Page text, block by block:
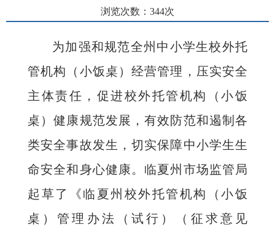
浏览次数： 344次
为加强和规范全州中小学生校外托
管机构（小饭桌）经营管理，压实安全
主体责任，促进校外托管机构（小饭
桌）健康规范发展，有效防范和遏制各
类安全事故发生，切实保障中小学生生
命安全和身心健康。临夏州市场监管局
起草了《临夏州校外托管机构（小饭
桌）管理办法（试行）（征求意见